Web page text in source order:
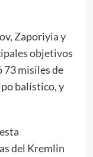
Zaporiyia y
objetivos
73 misiles de
balístico, y
del Kremlin